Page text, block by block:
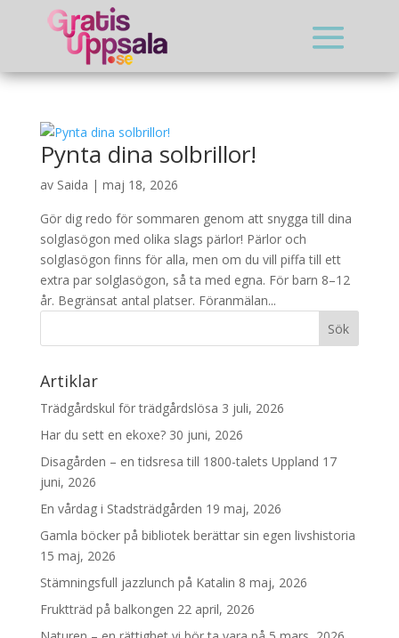
Pynta dina solbrillor!
av Saida | maj 18, 2026
Gör dig redo för sommaren genom att snygga till dina
solglasögon med olika slags pärlor! Pärlor och
solglasögon finns för alla, men om du vill piffa till ett
extra par solglasögon, så ta med egna. För barn 8–12
år. Begränsat antal platser. Föranmälan...
Artiklar
Trädgårdskul för trädgårdslösa 3 juli, 2026
Har du sett en ekoxe? 30 juni, 2026
Disagården – en tidsresa till 1800-talets Uppland 17
juni, 2026
En vårdag i Stadsträdgården 19 maj, 2026
Gamla böcker på bibliotek berättar sin egen livshistoria
15 maj, 2026
Stämningsfull jazzlunch på Katalin 8 maj, 2026
Fruktträd på balkongen 22 april, 2026